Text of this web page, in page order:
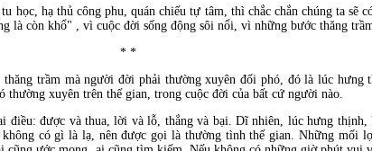
học, hạ thủ công phu, quán chiếu tự tâm, thì chắc chắn chúng ta sẽ
là còn khổ" , vì cuộc đời sống động sôi nổi, vì những bước thăng
* *
trầm mà người đời phải thường xuyên đối phó, đó là lúc
xuyên trên thế gian, trong cuộc đời của bất cứ người nào.
điều: được và thua, lời và lỗ, thắng và bại. Dĩ nhiên, lúc hưng
có gì là lạ, nên được gọi là thường tình thế gian. Những mối